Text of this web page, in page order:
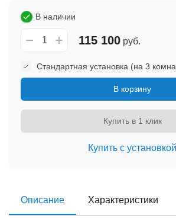
В наличии
115 100 руб.
Стандартная установка (на 3
В корзину
Купить в 1 клик
Купить с установкой
Описание Характеристики